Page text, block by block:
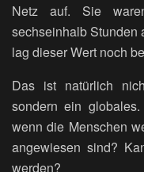
Netz auf. Sie
sechseinhalb Stunden
lag dieser Wert noch
Das ist natürlich
sondern ein
wenn die Menschen
angewiesen sind?
werden?